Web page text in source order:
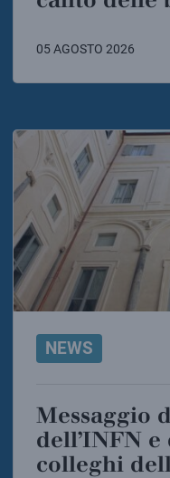
05 AGOSTO 2026
NEWS
Messaggio di solidarietà
dell’INFN e
colleghi